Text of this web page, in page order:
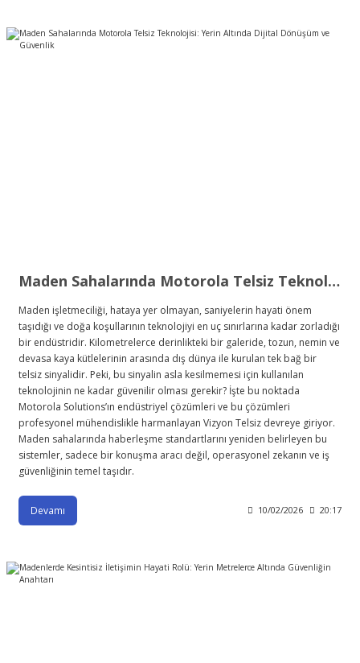
Maden Sahalarında Motorola Telsiz Teknolojisi: Yerin Altında Dijital Dönüşüm ve Güvenlik
Maden işletmeciliği, hataya yer olmayan, saniyelerin hayati önem
taşıdığı ve doğa koşullarının teknolojiyi en uç sınırlarına kadar zorladığı
bir endüstridir. Kilometrelerce derinlikteki bir galeride, tozun, nemin ve
devasa kaya kütlelerinin arasında dış dünya ile kurulan tek bağ bir
telsiz sinyalidir. Peki, bu sinyalin asla kesilmemesi için kullanılan
teknolojinin ne kadar güvenilir olması gerekir? İşte bu noktada
Motorola Solutions’ın endüstriyel çözümleri ve bu çözümleri
profesyonel mühendislikle harmanlayan Vizyon Telsiz devreye giriyor.
Maden sahalarında haberleşme standartlarını yeniden belirleyen bu
sistemler, sadece bir konuşma aracı değil, operasyonel zekanın ve iş
güvenliğinin temel taşıdır.
Devamı 10/02/2026 20:17